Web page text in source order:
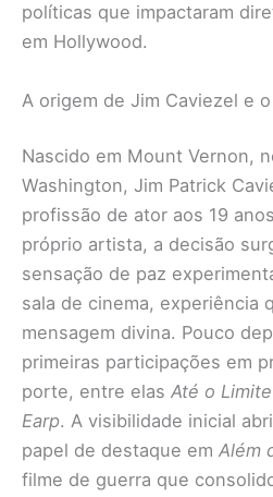
políticas que impactaram
em Hollywood.
A origem de Jim Caviezel e
Nascido em Mount Vernon,
Washington, Jim Patrick
profissão de ator aos 19
próprio artista, a decisão
sensação de paz
sala de cinema, experiência
mensagem divina. Pouco
primeiras participações em
porte, entre elas Até o
Earp. A visibilidade inicial
papel de destaque em Além
filme de guerra que